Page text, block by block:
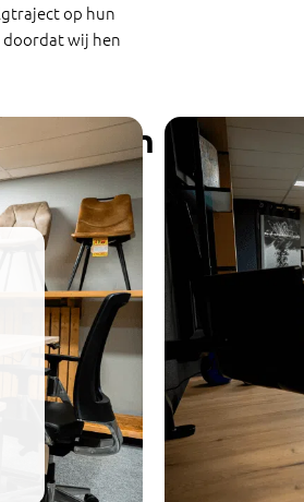
op hun
doordat wij hen
u komen